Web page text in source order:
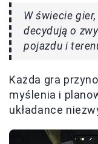
W świecie
decydują o
pojazdu i
Każda gra
myślenia i
układance